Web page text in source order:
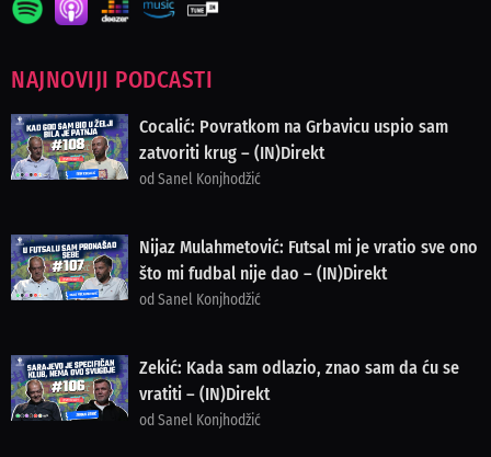
NAJNOVIJI PODCASTI
Cocalić: Povratkom na Grbavicu uspio sam
zatvoriti krug – (IN)Direkt
od Sanel Konjhodžić
Nijaz Mulahmetović: Futsal mi je vratio sve ono
što mi fudbal nije dao – (IN)Direkt
od Sanel Konjhodžić
Zekić: Kada sam odlazio, znao sam da ću se
vratiti – (IN)Direkt
od Sanel Konjhodžić